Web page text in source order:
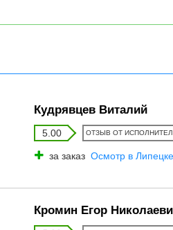
Кудрявцев Виталий
5.00 ОТЗЫВ ОТ
за заказ Осмотр в Липецке
Кромин Егор